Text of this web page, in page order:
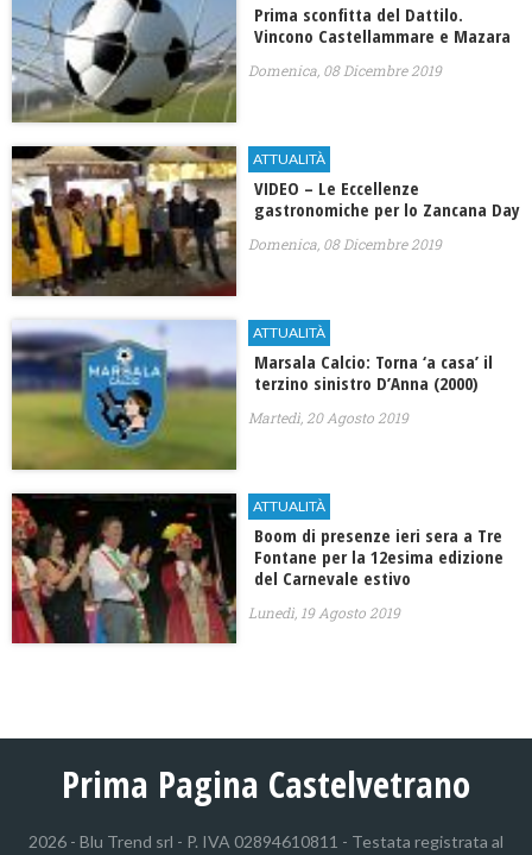
Prima sconfitta del Dattilo.
Vincono Castellammare e Mazara
Domenica, 08 Dicembre 2019
ATTUALITÀ
VIDEO – Le Eccellenze
gastronomiche per lo Zancana Day
Domenica, 08 Dicembre 2019
ATTUALITÀ
Marsala Calcio: Torna ‘a casa’ il
terzino sinistro D’Anna (2000)
Martedì, 20 Agosto 2019
ATTUALITÀ
Boom di presenze ieri sera a Tre
Fontane per la 12esima edizione
del Carnevale estivo
Lunedì, 19 Agosto 2019
Prima Pagina Castelvetrano
2026 - Blu Trend srl - P. IVA 02894610811 - Testata registrata al